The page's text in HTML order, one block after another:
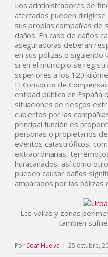
Los administradores de
afectados pueden dirigirse
sus propias compañías de
daños. En caso de daños
aseguradoras deberán
en sus pólizas o siguiendo
si en el municipio se
superiores a los 120
El Consorcio de
entidad pública en España
situaciones de riesgos
cubiertos por las
principal función es
personas o propietarios
eventos catastróficos,
extraordinarias,
huracanados, así como
pueden causar daños
amparados por las pólizas
Las vallas y zonas
también
Por Coaf Huelva | 25 octubre,